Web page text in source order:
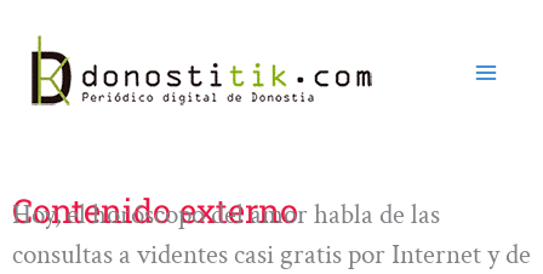
contenido
Contenido externo
Hoy, el horóscopo del amor habla de las
consultas a videntes casi gratis por Internet y de